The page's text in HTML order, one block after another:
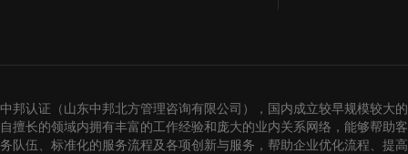
中邦认证（山东中邦北方管理咨询有限公司），国内成立较早规模较大
自擅长的领域内拥有丰富的工作经验和庞大的业内关系网络，能够帮助
务队伍、标准化的服务流程及各项创新与服务，帮助企业优化流程、提